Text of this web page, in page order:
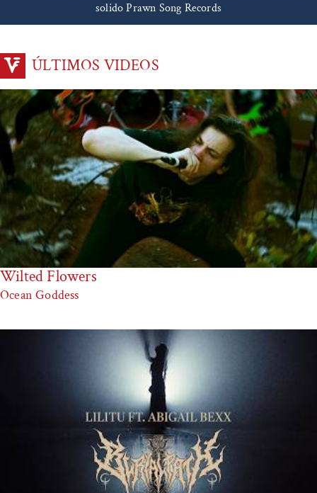
solido Prawn Song Records
ÚLTIMOS VIDEOS
Wilted Flowers
Ocean Goddess